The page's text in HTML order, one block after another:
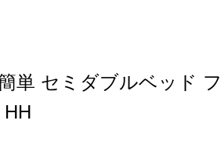
単 セミダブルベッド